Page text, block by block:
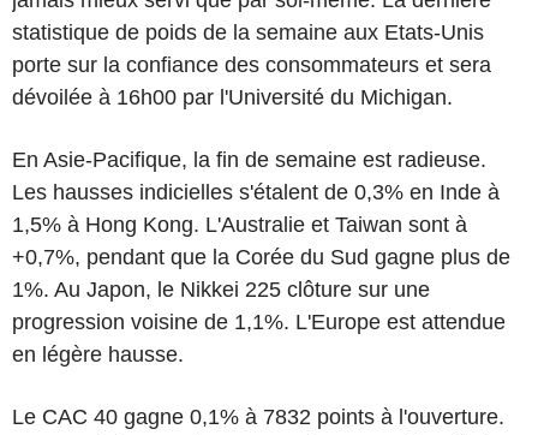
statistique de poids de la semaine aux Etats-Unis
porte sur la confiance des consommateurs et sera
dévoilée à 16h00 par l'Université du Michigan.
En Asie-Pacifique, la fin de semaine est radieuse.
Les hausses indicielles s'étalent de 0,3% en Inde à
1,5% à Hong Kong. L'Australie et Taiwan sont à
+0,7%, pendant que la Corée du Sud gagne plus de
1%. Au Japon, le Nikkei 225 clôture sur une
progression voisine de 1,1%. L'Europe est attendue
en légère hausse.
Le CAC 40 gagne 0,1% à 7832 points à l'ouverture.